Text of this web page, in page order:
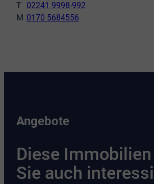
02241 9998-992
0170 5684556
Angebote
Diese
Sie auch